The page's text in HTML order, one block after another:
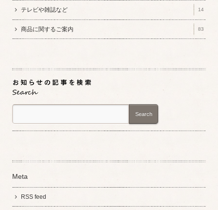
テレビや雑誌など 14
商品に関するご案内 83
Search
Meta
RSS feed